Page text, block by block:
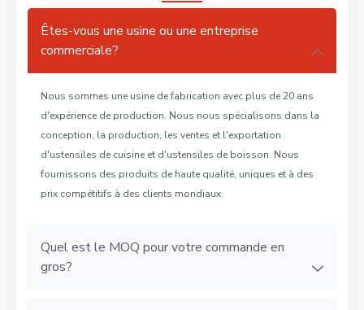
Êtes-vous une usine ou une entreprise
commerciale?
Nous sommes une usine de fabrication avec plus de 20 ans
d'expérience de production. Nous nous spécialisons dans la
conception, la production, les ventes et l'exportation
d'ustensiles de cuisine et d'ustensiles de boisson. Nous
fournissons des produits de haute qualité, uniques et à des
prix compétitifs à des clients mondiaux.
Quel est le MOQ pour votre commande en
gros?